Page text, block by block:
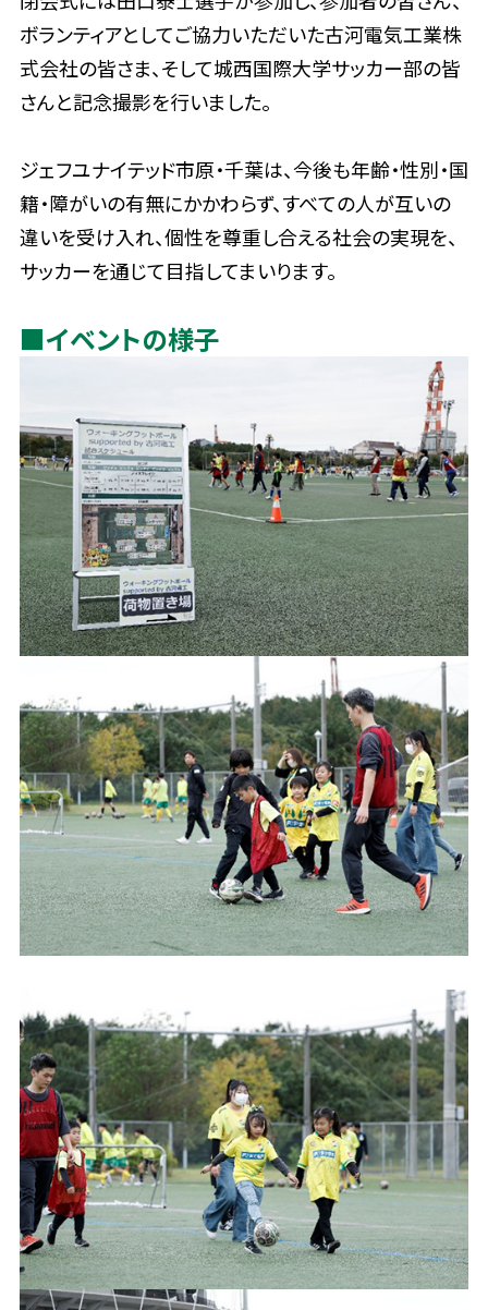
ボランティアとしてご協力いただいた古河電気工業株
式会社の皆さま、そして城西国際大学サッカー部の皆
さんと記念撮影を行いました。
ジェフユナイテッド市原・千葉は、今後も年齢・性別・国
籍・障がいの有無にかかわらず、すべての人が互いの
違いを受け入れ、個性を尊重し合える社会の実現を、
サッカーを通じて目指してまいります。
■イベントの様子